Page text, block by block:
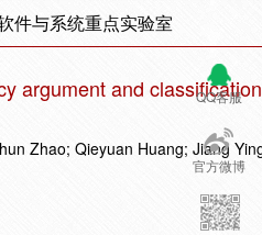
件与系统重点实验室
QQ客服
官方微博
argument and
Zhao; Qieyuan Huang; Jiang